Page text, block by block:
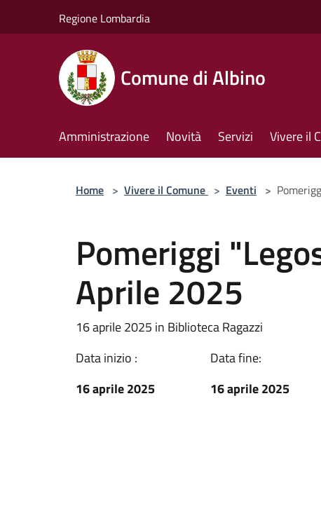
Regione Lombardia
Comune di Albino
Amministrazione Novità Servizi Vivere il
Home > Vivere il Comune > Eventi >
Pomeriggi
Aprile 2025
16 aprile 2025 in Biblioteca Ragazzi
Data inizio :
16 aprile 2025
Data fine:
16 aprile 2025